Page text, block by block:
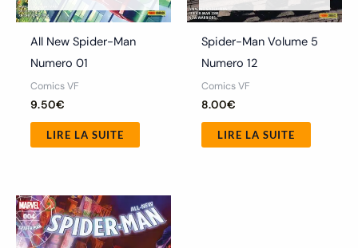
All New Spider-Man
Numero 01
Comics VF
9.50€
LIRE LA SUITE
Spider-Man Volume 5
Numero 12
Comics VF
8.00€
LIRE LA SUITE